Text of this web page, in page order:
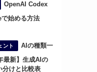
OpenAI Codex
始める方法
ント
AIの種類一
最新】生成AIの
分けと比較表